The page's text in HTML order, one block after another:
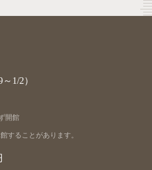
1/2）
開館
することがあります。